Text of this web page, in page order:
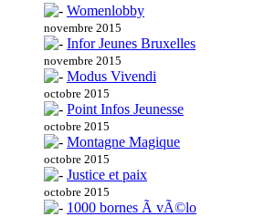
Womenlobby
novembre 2015
Infor Jeunes Bruxelles
novembre 2015
Modus Vivendi
octobre 2015
Point Infos Jeunesse
octobre 2015
Montagne Magique
octobre 2015
Justice et paix
octobre 2015
1000 bornes Ã vÃ©lo